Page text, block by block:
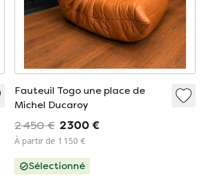
Fauteuil Togo une place de
Michel Ducaroy
2 450 € 2 300 €
À partir de 1 150 €
Sélectionné